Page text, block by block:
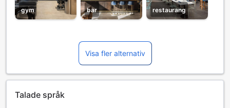
gym bar restaurang
Visa fler alternativ
Talade språk